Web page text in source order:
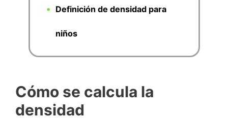
Definición de densidad para
niños
Cómo se calcula la
densidad